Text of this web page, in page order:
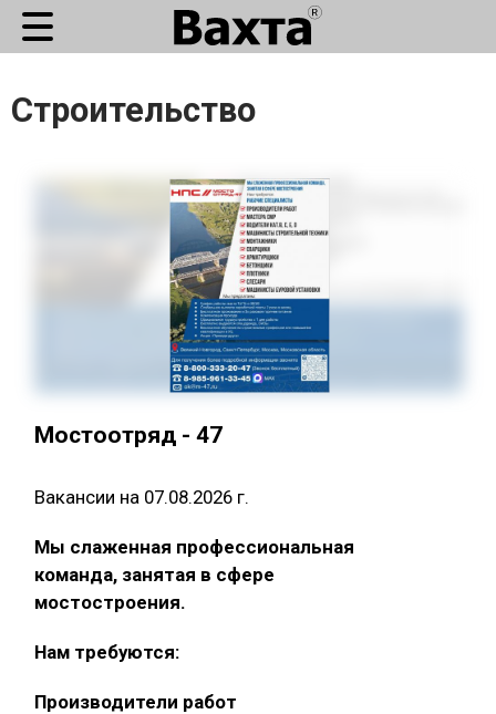
Строительство
Мостоотряд - 47
Вакансии на 07.08.2026 г.
Мы слаженная профессиональная
команда, занятая в сфере
мостостроения.
Нам требуются:
Производители работ